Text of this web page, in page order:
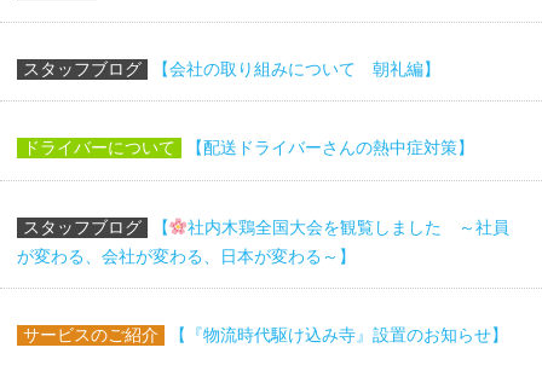
スタッフブログ 【会社の取り組みについて 朝礼編】
ドライバーについて 【配送ドライバーさんの熱中症対策】
スタッフブログ 【
社内木鶏全国大会を観覧しました ～社員
が変わる、会社が変わる、日本が変わる～】
サービスのご紹介 【『物流時代駆け込み寺』設置のお知らせ】